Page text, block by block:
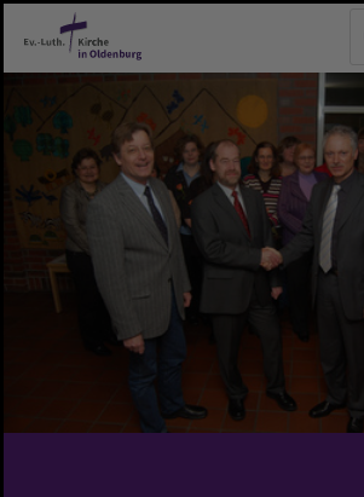
Zum Hauptinhalt springen